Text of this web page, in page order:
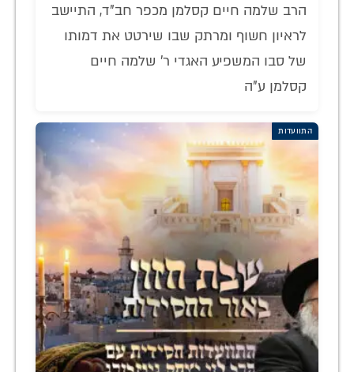
הרב שלמה חיים קסלמן מכפר חב"ד, התיישב
לראיון חשוף ומרתק שבו שירטט את דמותו
של סבו המשפיע האגדי ר' שלמה חיים
קסלמן ע"ה
התוועדות